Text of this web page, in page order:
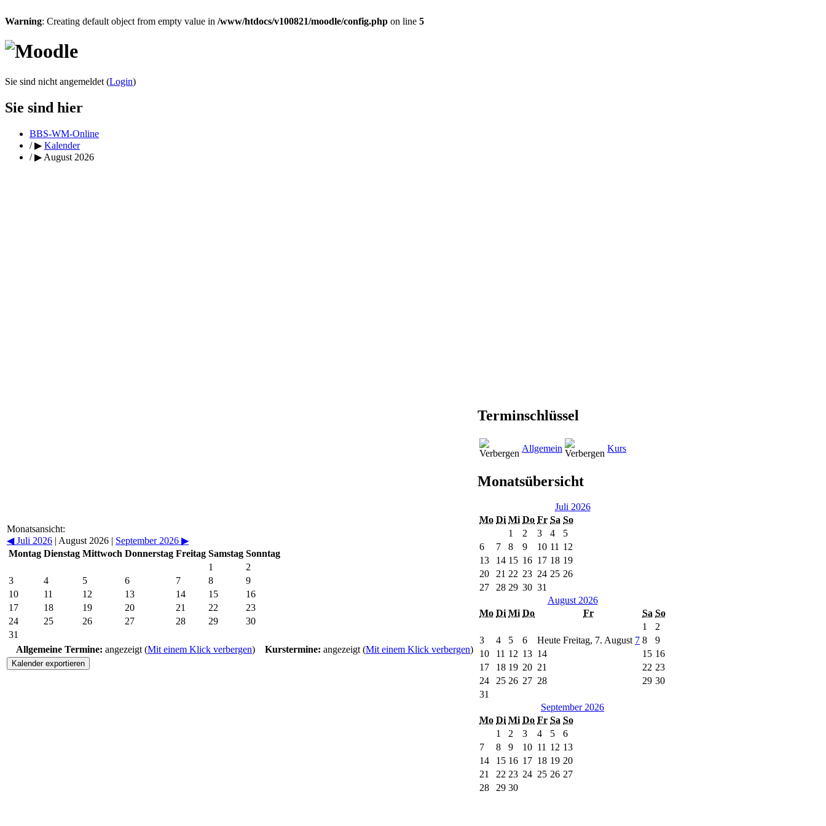
Warning: Creating default object from empty value in /www/htdocs/v100821/moodle/config.php on line 5
Sie sind nicht angemeldet (Login)
Sie sind hier
BBS-WM-Online
/▶ Kalender
/▶ August 2026
Monatsansicht:
◀Juli 2026 | August 2026 | September 2026 ▶
Montag Dienstag Mittwoch Donnerstag Freitag Samstag Sonntag
1
2
3
4 5 6 7 8
9
10
11 12 13 14 15
16
17
18 19 20 21 22
23
24
25 26 27 28 29
30
31
Allgemeine Termine: angezeigt (Mit einem Klick verbergen) Kurstermine: angezeigt (Mit einem Klick verbergen)
Terminschlüssel
Allgemein Kurs
Monatsübersicht
Juli 2026
Mo Di Mi Do Fr Sa So
1
2 3 4
5
6
7 8 9 10 11 12
13
14 15 16 17 18 19
20
21 22 23 24 25 26
27
28 29 30 31
August 2026
Mo Di Mi Do Fr Sa So
1
2
3
4 5 6 Heute Freitag, 7. August 7 8
9
10
11 12 13 14 15 16
17
18 19 20 21 22 23
24
25 26 27 28 29 30
31
September 2026
Mo Di Mi Do Fr Sa So
1
2 3 4 5
6
7
8 9 10 11 12 13
14
15 16 17 18 19 20
21
22 23 24 25 26 27
28
29 30